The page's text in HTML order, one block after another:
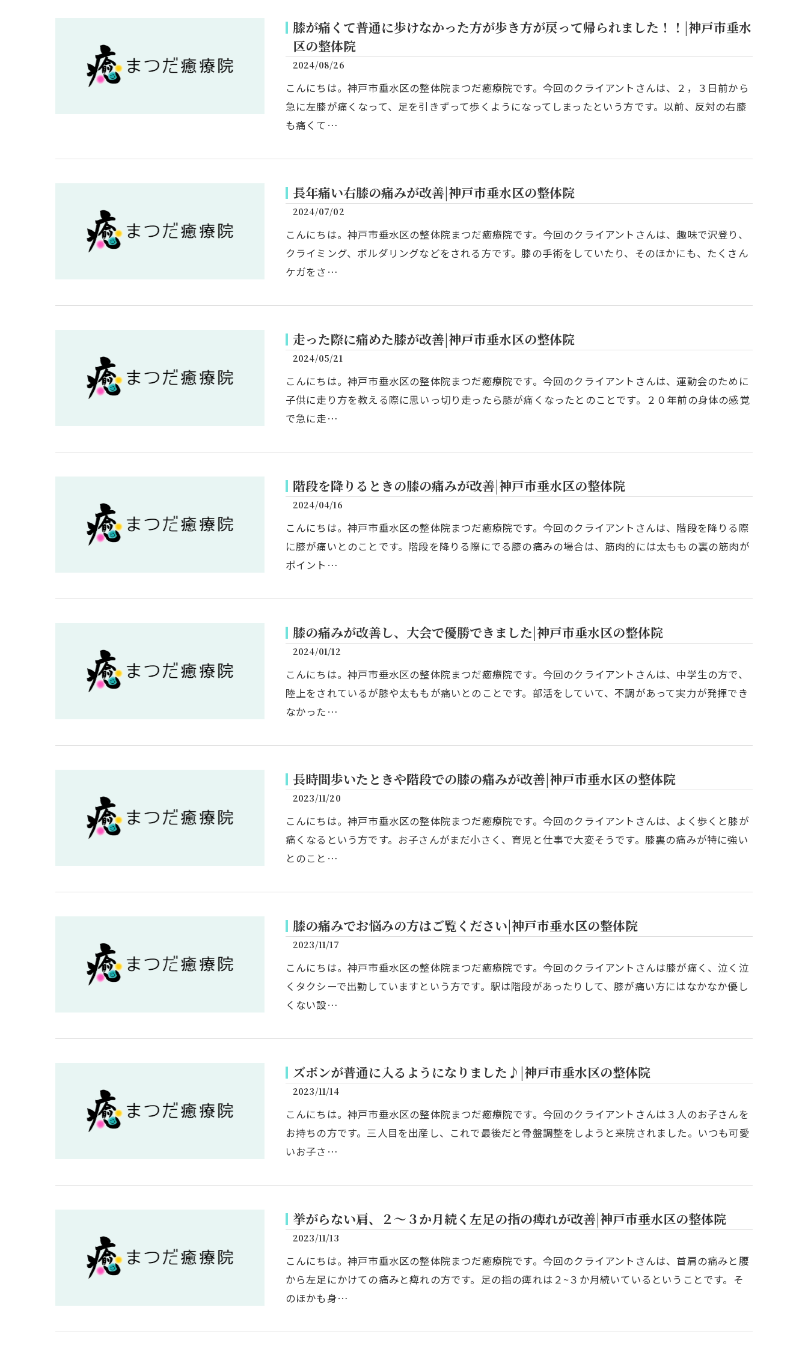
膝が痛くて普通に歩けなかった方が歩き方が戻って帰られました！！|神戸市垂水
区の整体院
2024/08/26
こんにちは。神戸市垂水区の整体院まつだ癒療院です。今回のクライアントさんは、２，３日前から
急に左膝が痛くなって、足を引きずって歩くようになってしまったという方です。以前、反対の右膝
も痛くて…
長年痛い右膝の痛みが改善|神戸市垂水区の整体院
2024/07/02
こんにちは。神戸市垂水区の整体院まつだ癒療院です。今回のクライアントさんは、趣味で沢登り、
クライミング、ボルダリングなどをされる方です。膝の手術をしていたり、そのほかにも、たくさん
ケガをさ…
走った際に痛めた膝が改善|神戸市垂水区の整体院
2024/05/21
こんにちは。神戸市垂水区の整体院まつだ癒療院です。今回のクライアントさんは、運動会のために
子供に走り方を教える際に思いっ切り走ったら膝が痛くなったとのことです。２０年前の身体の感覚
で急に走…
階段を降りるときの膝の痛みが改善|神戸市垂水区の整体院
2024/04/16
こんにちは。神戸市垂水区の整体院まつだ癒療院です。今回のクライアントさんは、階段を降りる際
に膝が痛いとのことです。階段を降りる際にでる膝の痛みの場合は、筋肉的には太ももの裏の筋肉が
ポイント…
膝の痛みが改善し、大会で優勝できました|神戸市垂水区の整体院
2024/01/12
こんにちは。神戸市垂水区の整体院まつだ癒療院です。今回のクライアントさんは、中学生の方で、
陸上をされているが膝や太ももが痛いとのことです。部活をしていて、不調があって実力が発揮でき
なかった…
長時間歩いたときや階段での膝の痛みが改善|神戸市垂水区の整体院
2023/11/20
こんにちは。神戸市垂水区の整体院まつだ癒療院です。今回のクライアントさんは、よく歩くと膝が
痛くなるという方です。お子さんがまだ小さく、育児と仕事で大変そうです。膝裏の痛みが特に強い
とのこと…
膝の痛みでお悩みの方はご覧ください|神戸市垂水区の整体院
2023/11/17
こんにちは。神戸市垂水区の整体院まつだ癒療院です。今回のクライアントさんは膝が痛く、泣く泣
くタクシーで出勤していますという方です。駅は階段があったりして、膝が痛い方にはなかなか優し
くない設…
ズボンが普通に入るようになりました♪|神戸市垂水区の整体院
2023/11/14
こんにちは。神戸市垂水区の整体院まつだ癒療院です。今回のクライアントさんは３人のお子さんを
お持ちの方です。三人目を出産し、これで最後だと骨盤調整をしようと来院されました。いつも可愛
いお子さ…
挙がらない肩、２～３か月続く左足の指の痺れが改善|神戸市垂水区の整体院
2023/11/13
こんにちは。神戸市垂水区の整体院まつだ癒療院です。今回のクライアントさんは、首肩の痛みと腰
から左足にかけての痛みと痺れの方です。足の指の痺れは２~３か月続いているということです。そ
のほかも身…